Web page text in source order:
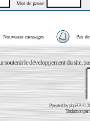
Mot de passe:
Nouveaux messages Pas
soutenir le développement du site,
Powered byphpBB©
Traduction par :